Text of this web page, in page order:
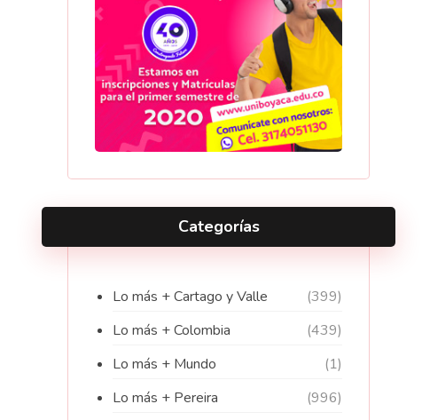
Categorías
Lo más + Cartago y Valle
(399)
Lo más + Colombia
(439)
Lo más + Mundo
(1)
Lo más + Pereira
(996)